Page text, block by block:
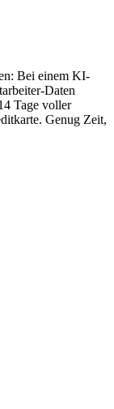
Bei einem KI-
Daten
Tage voller
Genug Zeit,